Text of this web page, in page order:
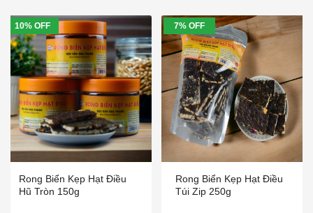
10% OFF
Rong Biển Kẹp Hạt Điều
Hũ Tròn 150g
7% OFF
Rong Biển Kẹp Hạt Điều
Túi Zip 250g